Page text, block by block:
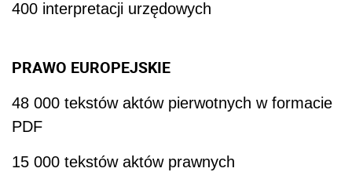
400 interpretacji urzędowych
PRAWO EUROPEJSKIE
48 000 tekstów aktów pierwotnych w formacie
PDF
15 000 tekstów aktów prawnych